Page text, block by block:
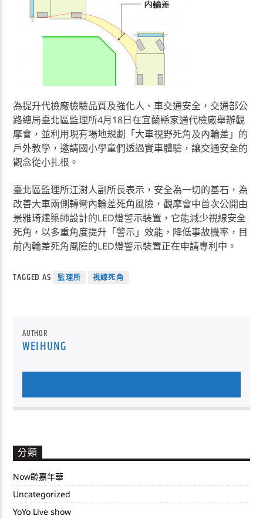
為提升代檢廠檢驗品質及強化人、車交通安全，交通部公
路總局臺北區監理所4月18日在宜蘭縣家通代檢廠舉辦觀
摩會，並利用現有場地規劃「大車視野死角及內輪差」的
戶外教學，邀請國小學童們透過實車體驗，讓交通安全的
觀念從小扎根。
臺北區監理所江澍人副所長表示，安全為一切的基石，為
改善大車兩側轉彎內輪差死角風險，觀摩會中首次公開由
景雅琦建築師設計的LED燈警示裝置，它能減少視線安全
死角，以多重角度提升「警示」效能，降低事故機率，目
前內輪差死角風險的LED燈警示裝置正在申請專利中。
TAGGED AS 監理所 視線死角
AUTHOR
WEIHUNG
分類
Now齡嘉年華
Uncategorized
YoYo Live show